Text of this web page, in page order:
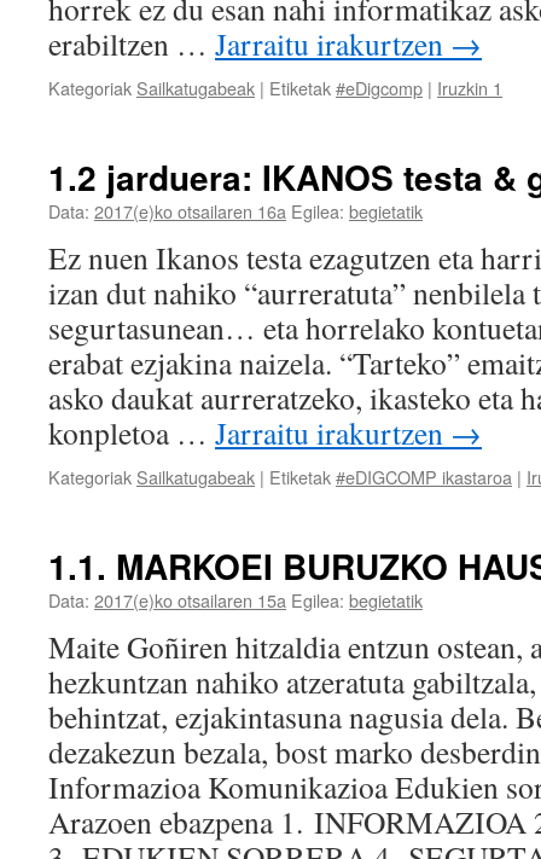
horrek ez du esan nahi informatikaz
erabiltzen … Jarraitu irakurtzen →
Kategoriak Sailkatugabeak | Etiketak#eDigcomp | Iruzkin 1
1.2 jarduera: IKANOS testa &
Data: 2017(e)ko otsailaren 16a Egilea: begietatik
Ez nuen Ikanos testa ezagutzen eta
izan dut nahiko “aurreratuta” nenbilela
segurtasunean… eta horrelako
erabat ezjakina naizela. “Tarteko”
asko daukat aurreratzeko, ikasteko eta
konpletoa … Jarraitu irakurtzen →
Kategoriak Sailkatugabeak | Etiketak#eDIGCOMP ikastaroa |
1.1. MARKOEI BURUZKO
Data: 2017(e)ko otsailaren 15a Egilea: begietatik
Maite Goñiren hitzaldia entzun ostean,
hezkuntzan nahiko atzeratuta
behintzat, ezjakintasuna nagusia dela.
dezakezun bezala, bost marko
Informazioa Komunikazioa Edukien
Arazoen ebazpena 1.